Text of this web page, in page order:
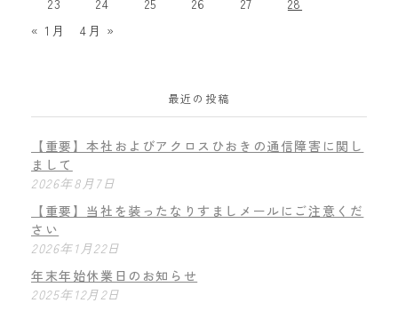
23
24 25 26 27
28
« 1月
4月 »
最近の投稿
【重要】本社およびアクロスひおきの通信障害に関し
まして
2026年8月7日
【重要】当社を装ったなりすましメールにご注意くだ
さい
2026年1月22日
年末年始休業日のお知らせ
2025年12月2日